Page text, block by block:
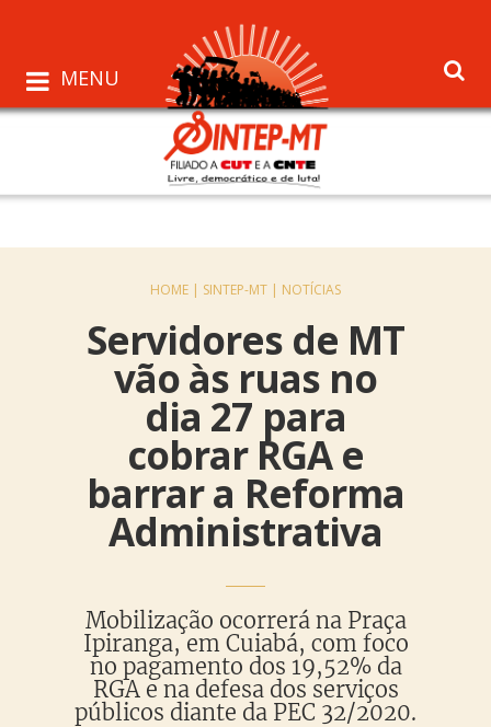
MENU
HOME | SINTEP-MT | NOTÍCIAS
Servidores de MT
vão às ruas no
dia 27 para
cobrar RGA e
barrar a Reforma
Administrativa
Mobilização ocorrerá na Praça
Ipiranga, em Cuiabá, com foco
no pagamento dos 19,52% da
RGA e na defesa dos serviços
públicos diante da PEC 32/2020.